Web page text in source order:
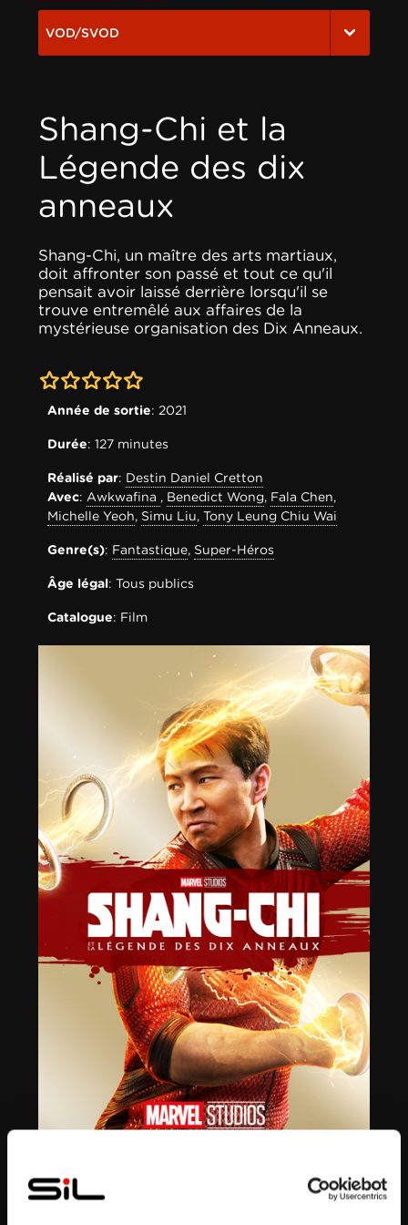
VOD/SVOD
Shang-Chi et la
Légende des dix
anneaux
Shang-Chi, un maître des arts martiaux,
doit affronter son passé et tout ce qu'il
pensait avoir laissé derrière lorsqu'il se
trouve entremêlé aux affaires de la
mystérieuse organisation des Dix Anneaux.
0-0Année de sortie: 2021
Durée: 127 minutes
Réalisé par: Destin Daniel Cretton
Avec: Awkwafina , Benedict Wong, Fala Chen,
Michelle Yeoh, Simu Liu, Tony Leung Chiu Wai
Genre(s): Fantastique, Super-Héros
Âge légal: Tous publics
Catalogue: Film